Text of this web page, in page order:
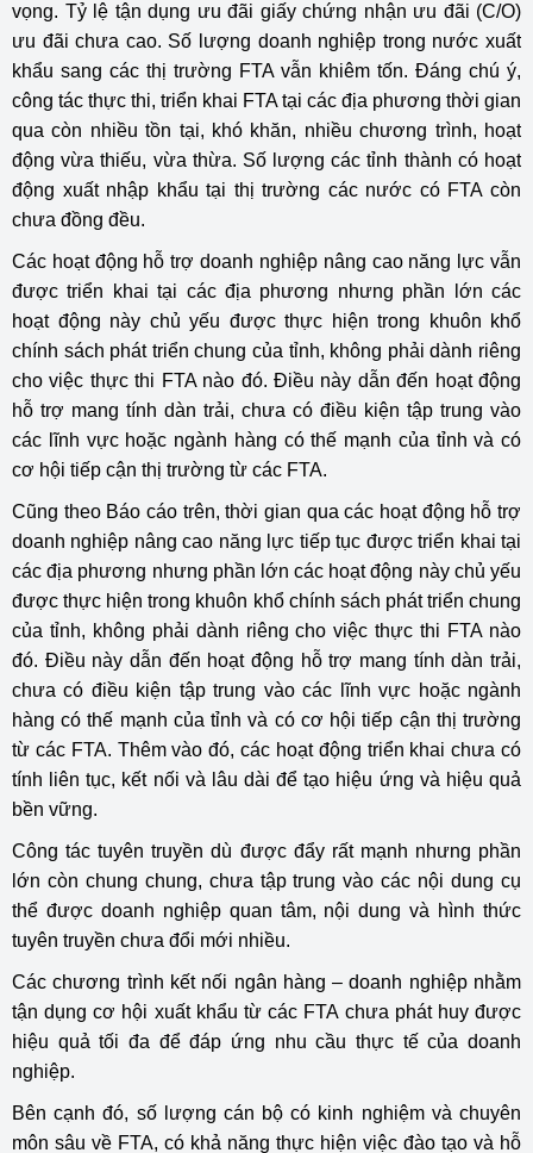
vọng. Tỷ lệ tận dụng ưu đãi giấy chứng nhận ưu đãi (C/O)
ưu đãi chưa cao. Số lượng doanh nghiệp trong nước xuất
khẩu sang các thị trường FTA vẫn khiêm tốn. Đáng chú ý,
công tác thực thi, triển khai FTA tại các địa phương thời gian
qua còn nhiều tồn tại, khó khăn, nhiều chương trình, hoạt
động vừa thiếu, vừa thừa. Số lượng các tỉnh thành có hoạt
động xuất nhập khẩu tại thị trường các nước có FTA còn
chưa đồng đều.
Các hoạt động hỗ trợ doanh nghiệp nâng cao năng lực vẫn
được triển khai tại các địa phương nhưng phần lớn các
hoạt động này chủ yếu được thực hiện trong khuôn khổ
chính sách phát triển chung của tỉnh, không phải dành riêng
cho việc thực thi FTA nào đó. Điều này dẫn đến hoạt động
hỗ trợ mang tính dàn trải, chưa có điều kiện tập trung vào
các lĩnh vực hoặc ngành hàng có thế mạnh của tỉnh và có
cơ hội tiếp cận thị trường từ các FTA.
Cũng theo Báo cáo trên, thời gian qua các hoạt động hỗ trợ
doanh nghiệp nâng cao năng lực tiếp tục được triển khai tại
các địa phương nhưng phần lớn các hoạt động này chủ yếu
được thực hiện trong khuôn khổ chính sách phát triển chung
của tỉnh, không phải dành riêng cho việc thực thi FTA nào
đó. Điều này dẫn đến hoạt động hỗ trợ mang tính dàn trải,
chưa có điều kiện tập trung vào các lĩnh vực hoặc ngành
hàng có thế mạnh của tỉnh và có cơ hội tiếp cận thị trường
từ các FTA. Thêm vào đó, các hoạt động triển khai chưa có
tính liên tục, kết nối và lâu dài để tạo hiệu ứng và hiệu quả
bền vững.
Công tác tuyên truyền dù được đẩy rất mạnh nhưng phần
lớn còn chung chung, chưa tập trung vào các nội dung cụ
thể được doanh nghiệp quan tâm, nội dung và hình thức
tuyên truyền chưa đổi mới nhiều.
Các chương trình kết nối ngân hàng – doanh nghiệp nhằm
tận dụng cơ hội xuất khẩu từ các FTA chưa phát huy được
hiệu quả tối đa để đáp ứng nhu cầu thực tế của doanh
nghiệp.
Bên cạnh đó, số lượng cán bộ có kinh nghiệm và chuyên
môn sâu về FTA, có khả năng thực hiện việc đào tạo và hỗ